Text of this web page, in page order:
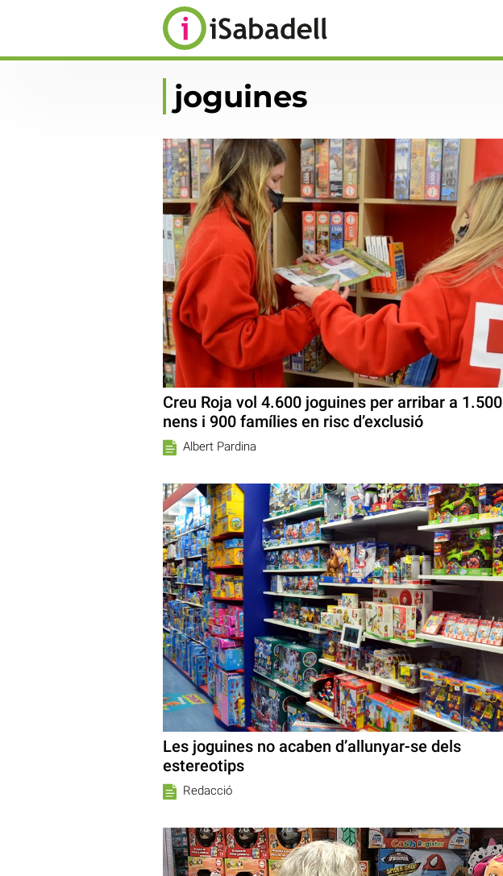
joguines
Creu Roja vol 4.600 joguines per arribar a 1.500
nens i 900 famílies en risc d’exclusió
Albert Pardina
Les joguines no acaben d’allunyar-se dels
estereotips
Redacció